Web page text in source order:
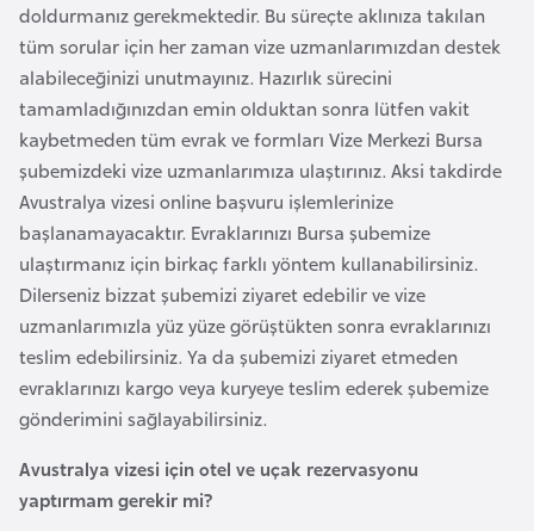
doldurmanız gerekmektedir. Bu süreçte aklınıza takılan
tüm sorular için her zaman vize uzmanlarımızdan destek
alabileceğinizi unutmayınız. Hazırlık sürecini
tamamladığınızdan emin olduktan sonra lütfen vakit
kaybetmeden tüm evrak ve formları Vize Merkezi Bursa
şubemizdeki vize uzmanlarımıza ulaştırınız. Aksi takdirde
Avustralya vizesi online başvuru işlemlerinize
başlanamayacaktır. Evraklarınızı Bursa şubemize
ulaştırmanız için birkaç farklı yöntem kullanabilirsiniz.
Dilerseniz bizzat şubemizi ziyaret edebilir ve vize
uzmanlarımızla yüz yüze görüştükten sonra evraklarınızı
teslim edebilirsiniz. Ya da şubemizi ziyaret etmeden
evraklarınızı kargo veya kuryeye teslim ederek şubemize
gönderimini sağlayabilirsiniz.
Avustralya vizesi için otel ve uçak rezervasyonu
yaptırmam gerekir mi?
D
e
m
o
k
r
a
t
i
k
K
o
n
o